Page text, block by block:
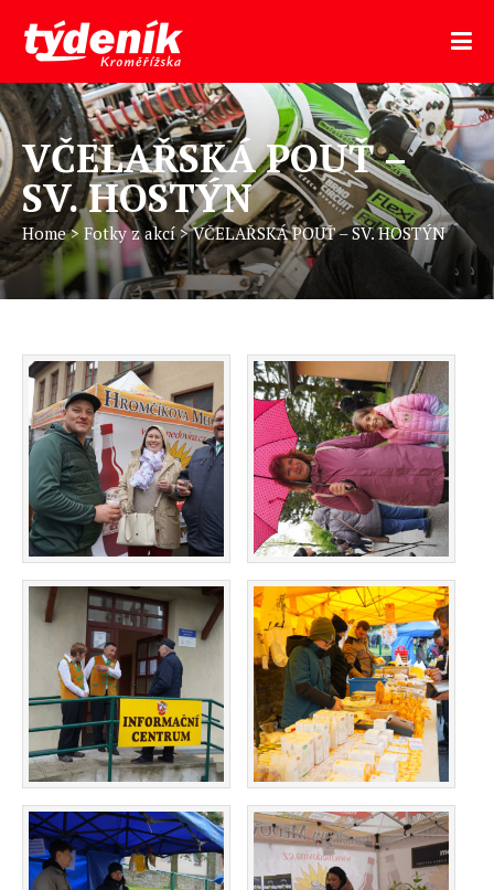
VČELAŘSKÁ POUŤ –
SV. HOSTÝN
Home> Fotky z akcí>VČELAŘSKÁ POUŤ – SV. HOSTÝN